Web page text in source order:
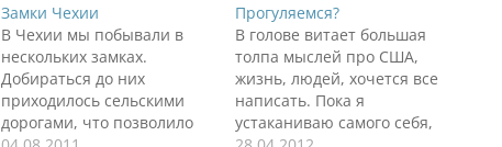
Замки Чехии
В Чехии мы побывали в
нескольких замках.
Добираться до них
приходилось сельскими
дорогами, что позволило
Прогуляемся?
В голове витает большая
толпа мыслей про США,
жизнь, людей, хочется все
написать. Пока я
устаканиваю самого себя,